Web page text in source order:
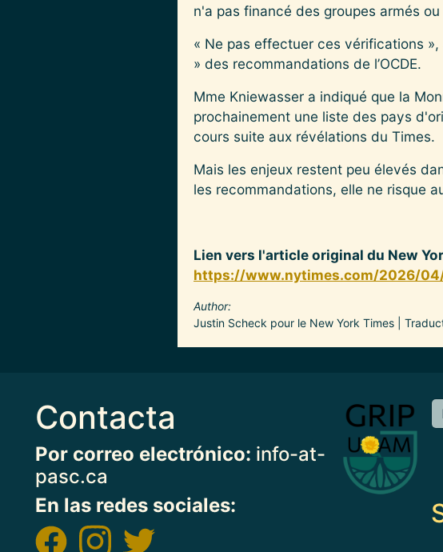
n'a pas financé des groupes armés
« Ne pas effectuer ces vérifications
» des recommandations de l’OCDE.
Mme Kniewasser a indiqué que la
prochainement une liste des pays
cours suite aux révélations du Times.
Mais les enjeux restent peu élevés
les recommandations, elle ne risque
Lien vers l'article original du New
https://www.nytimes.com/2026/
Author
Justin Scheck pour le New York Times |
Contacta
Por correo electrónico: info-at-
pasc.ca
En las redes sociales:
Imagen